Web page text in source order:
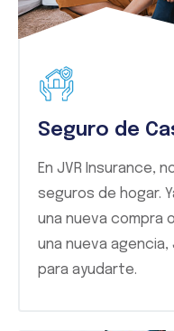
Seguro de
En JVR Insurance,
seguros de hogar.
una nueva compra
una nueva
para ayudarte.